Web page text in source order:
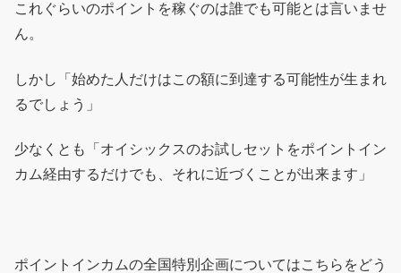
これぐらいのポイントを稼ぐのは誰でも可能とは言いませ
ん。
しかし「始めた人だけはこの額に到達する可能性が生まれ
るでしょう」
少なくとも「オイシックスのお試しセットをポイントイン
カム経由するだけでも、それに近づくことが出来ます」
ポイントインカムの全国特別企画についてはこちらをどう